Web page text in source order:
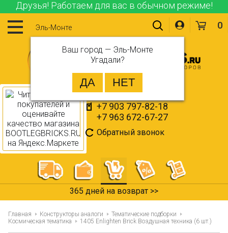
Друзья! Работаем для вас в обычном режиме!
Эль-Монте
Ваш город — Эль-Монте
Угадали?
+7 903 797-82-18
+7 963 672-67-27
Обратный звонок
0
365 дней на возврат >>
Главная Конструкторы аналоги
Тематические подборки
Космическая тематика
1405 Enlighten Brick Воздушная техника (6 шт.)